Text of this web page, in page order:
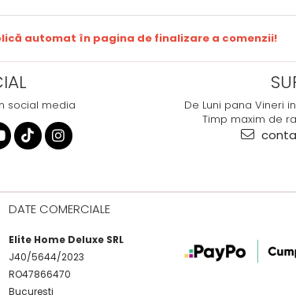
automat în pagina de finalizare a comenzii!
social media
De Luni pana Vineri
Timp maxim de
DATE COMERCIALE
Elite Home Deluxe SRL
J40/5644/2023
RO47866470
Bucuresti